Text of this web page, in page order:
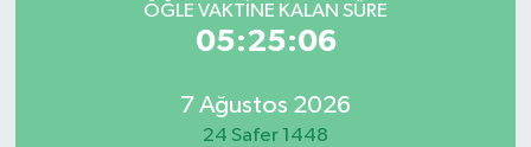
ÖĞLE VAKTİNE KALAN SÜRE
05:25:06
7 Ağustos 2026
24 Safer 1448